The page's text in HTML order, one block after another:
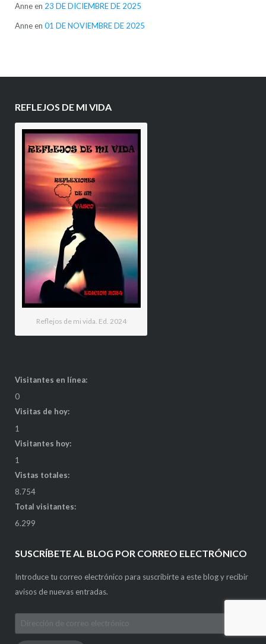
Anneen 23 DE DICIEMBRE DE 2025
Anneen 01 DE NOVIEMBRE DE 2025
REFLEJOS DE MI VIDA
Reflejos de mi vida. Ed. 2024
Visitantes en línea:
0
Visitas de hoy:
1
Visitantes hoy:
1
Vistas totales:
8.754
Total visitantes:
6.299
SUSCRÍBETE AL BLOG POR CORREO ELECTRÓNICO
Introduce tu correo electrónico para suscribirte a este blog y recibir
avisos de nuevas entradas.
Dirección
de